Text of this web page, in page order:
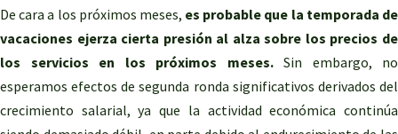
De cara a los próximos meses, es probable que la temporada de
vacaciones ejerza cierta presión al alza sobre los precios de
los servicios en los próximos meses.Sin embargo, no
esperamos efectos de segunda ronda significativos derivados del
crecimiento salarial, ya que la actividad económica continúa